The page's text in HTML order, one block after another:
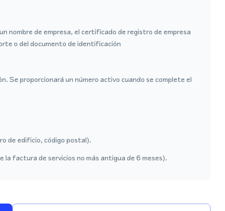
nombre de empresa, el certificado de registro de empresa
o del documento de identificación
Se proporcionará un número activo cuando se complete el
de edificio, código postal).
la factura de servicios no más antigua de 6 meses).